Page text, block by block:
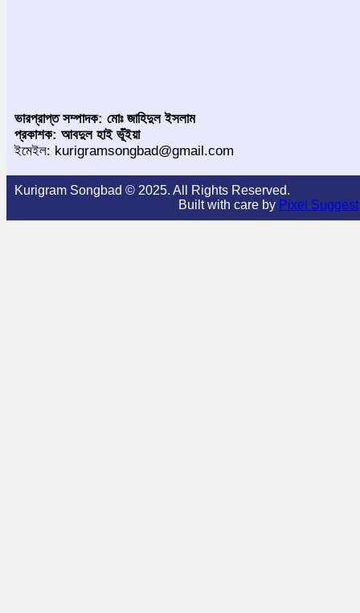
ভারপ্রাপ্ত সম্পাদক: মোঃ জাহিদুল ইসলাম
প্রকাশক: আবদুল হাই ভূঁইয়া
ইমেইল: kurigramsongbad@gmail.com
Kurigram Songbad © 2025. All Rights Reserved.
Built with care by Pixel Suggest